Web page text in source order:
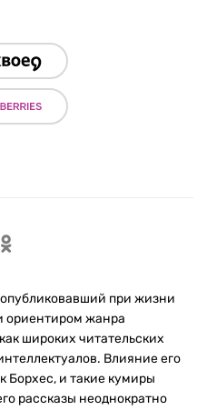
при жизни
ориентиром жанра
широких читательских
Влияние его
Борхес, и такие кумиры
рассказы неоднократно